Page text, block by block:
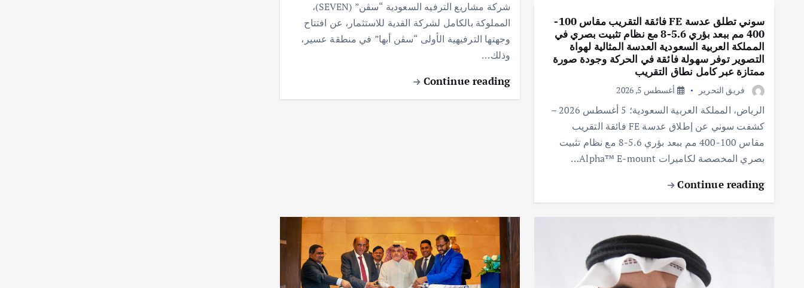
سوني تطلق عدسة FE فائقة التقريب مقاس 100-
400 مم ببعد بؤري 5.6-8 مع نظام تثبيت بصري في
المملكة العربية السعودية العدسة المثالية لهواة
التصوير توفر سهولة فائقة في الحركة وجودة صورة
ممتازة عبر كامل نطاق التقريب
فريق التحرير أغسطس 5, 2026
الرياض، المملكة العربية السعودية؛ 5 أغسطس 2026 –
كشفت سوني عن إطلاق عدسة FE فائقة التقريب
مقاس 100-400 مم ببعد بؤري 5.6-8 مع نظام تثبيت
بصري المخصصة لكاميرات Alpha™️ E-mount…
Continue reading
شركة مشاريع الترفيه السعودية “سڤن” (SEVEN)،
المملوكة بالكامل لشركة القدية للاستثمار، عن افتتاح
وجهتها الترفيهية الأولى “سڤن أبها” في منطقة عسير،
وذلك…
Continue reading